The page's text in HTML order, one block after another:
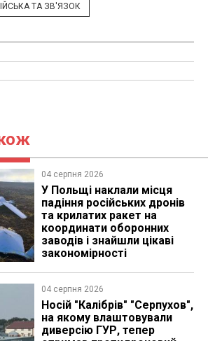
ТА ЗВ'ЯЗОК
04 серпня 2026
У Польщі наклали місця
падіння російських дронів
та крилатих ракет на
координати оборонних
заводів і знайшли цікаві
закономірності
04 серпня 2026
Носій "Калібрів" "Серпухов",
на якому влаштовували
диверсію ГУР, тепер